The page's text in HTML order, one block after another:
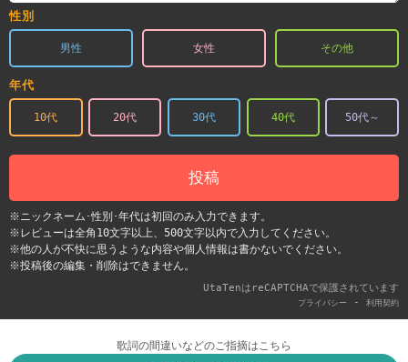
性別
男性 女性 その他
年代
10代 20代 30代 40代 50代～
投稿
※ニックネーム･性別･年代は初回のみ入力できます。
※レビューは全角10文字以上、500文字以内で入力してください。
※他の人が不快に思うような内容や個人情報は書かないでください。
※投稿後の編集・削除はできません。
UtaTenはreCAPTCHAで保護されています
プライバシー - 利用契約
歌詞の間違いなどのご指摘はこちら